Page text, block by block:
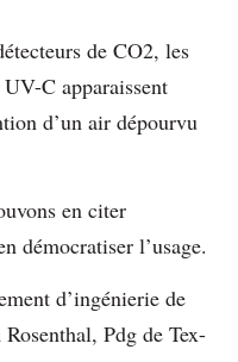
de CO2, les
C apparaissent
d’un air dépourvu
en citer
démocratiser l’usage.
d’ingénierie de
Pdg de Tex-